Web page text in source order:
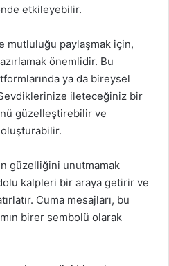
etkileyebilir.
mutluluğu paylaşmak için,
önemlidir. Bu
ya da bireysel
ileteceğiniz bir
güzelleştirebilir ve
güzelliğini unutmamak
kalpleri bir araya getirir ve
Cuma mesajları, bu
birer sembolü olarak